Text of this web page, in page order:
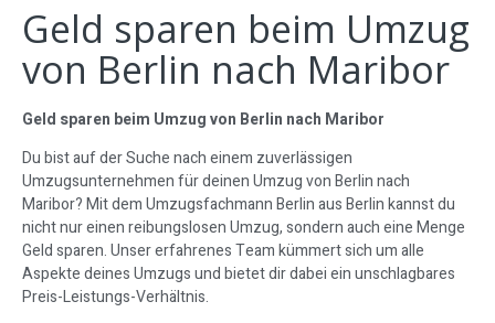
Geld sparen beim Umzug
von Berlin nach Maribor
Geld sparen beim Umzug von Berlin nach Maribor
Du bist auf der Suche nach einem zuverlässigen
Umzugsunternehmen für deinen Umzug von Berlin nach
Maribor? Mit dem Umzugsfachmann Berlin aus Berlin kannst du
nicht nur einen reibungslosen Umzug, sondern auch eine Menge
Geld sparen. Unser erfahrenes Team kümmert sich um alle
Aspekte deines Umzugs und bietet dir dabei ein unschlagbares
Preis-Leistungs-Verhältnis.